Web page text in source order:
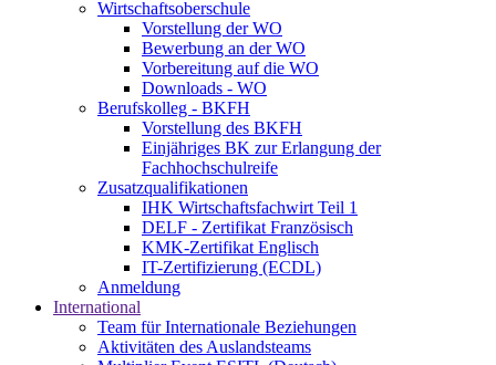
Wirtschaftsoberschule
Vorstellung der WO
Bewerbung an der WO
Vorbereitung auf die WO
Downloads - WO
Berufskolleg - BKFH
Vorstellung des BKFH
Einjähriges BK zur Erlangung der
Fachhochschulreife
Zusatzqualifikationen
IHK Wirtschaftsfachwirt Teil 1
DELF - Zertifikat Französisch
KMK-Zertifikat Englisch
IT-Zertifizierung (ECDL)
Anmeldung
International
Team für Internationale Beziehungen
Aktivitäten des Auslandsteams